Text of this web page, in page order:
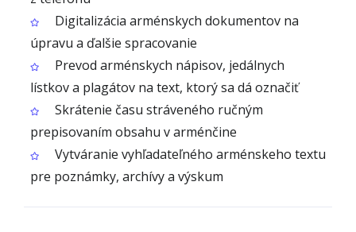
Digitalizácia arménskych dokumentov na
úpravu a ďalšie spracovanie
Prevod arménskych nápisov, jedálnych
lístkov a plagátov na text, ktorý sa dá označiť
Skrátenie času stráveného ručným
prepisovaním obsahu v arménčine
Vytváranie vyhľadateľného arménskeho textu
pre poznámky, archívy a výskum